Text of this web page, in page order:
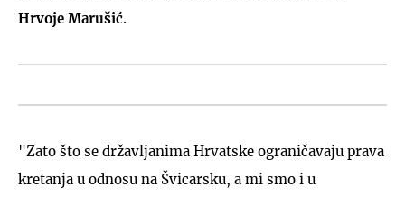
Hrvoje Marušić.
"Zato što se državljanima Hrvatske ograničavaju prava
kretanja u odnosu na Švicarsku, a mi smo i u